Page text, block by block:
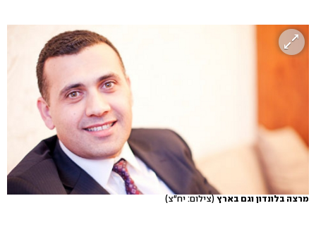
מרצה בלונדון וגם בארץ(צילום: יח"צ)